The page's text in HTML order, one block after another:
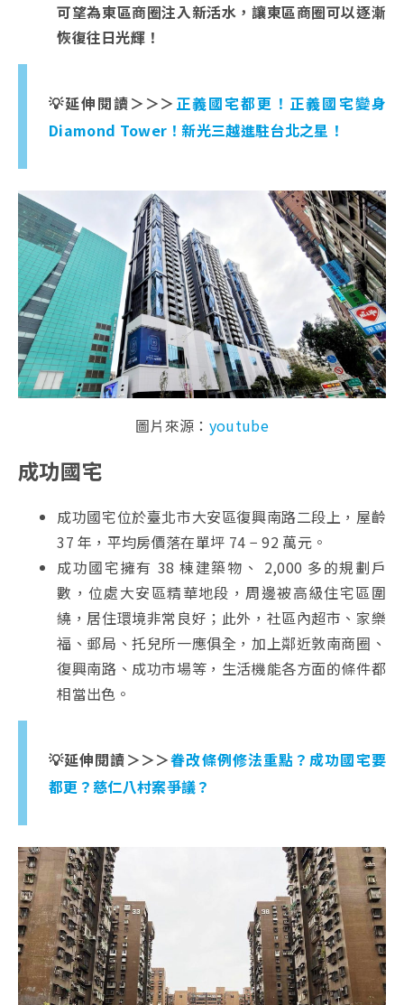
可望為東區商圈注入新活水，讓東區商圈可以逐漸
恢復往日光輝！
💡延伸閱讀＞＞＞ 正義國宅都更！正義國宅變身
Diamond Tower！新光三越進駐台北之星！
圖片來源： youtube
成功國宅
成功國宅位於臺北市大安區復興南路二段上，屋齡
37 年，平均房價落在單坪 74 − 92 萬元。
成功國宅擁有 38 棟建築物、 2,000 多的規劃戶
數，位處大安區精華地段，周邊被高級住宅區圍
繞，居住環境非常良好；此外，社區內超市、家樂
福、郵局、托兒所一應俱全，加上鄰近敦南商圈、
復興南路、成功市場等，生活機能各方面的條件都
相當出色。
💡延伸閱讀＞＞＞眷改條例修法重點？成功國宅要
都更？慈仁八村案爭議？